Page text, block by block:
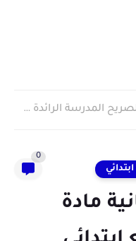
دروس التعليم الصريح المدرسة الرائدة 2024/2025 enseignement explicite
0
مادة